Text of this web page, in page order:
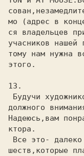
мо (адрес в
ся владельцев
учасников нашей
тому нам нужна
этого.
13.
должного
Надеюсь,вам
ктора.
шеств,которые